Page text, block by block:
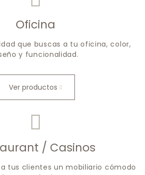
Oficina
que buscas a tu oficina, color,
y funcionalidad.
Ver productos
/ Casinos
tus clientes un mobiliario cómodo